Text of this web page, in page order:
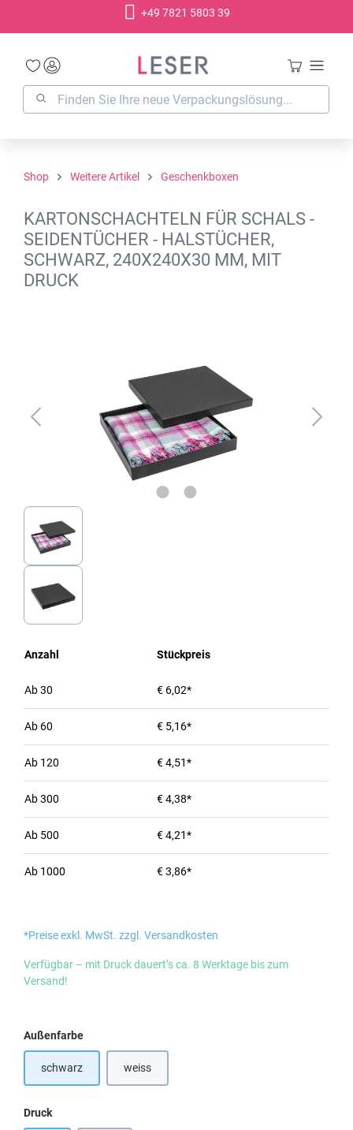
+49 7821 5803 39
Shop Weitere Artikel Geschenkboxen
KARTONSCHACHTELN FÜR SCHALS -
SEIDENTÜCHER - HALSTÜCHER,
SCHWARZ, 240X240X30 MM, MIT
DRUCK
Anzahl Stückpreis
Ab30 € 6,02*
Ab 60 € 5,16*
Ab 120 € 4,51*
Ab300 € 4,38*
Ab 500 € 4,21*
Ab 1000 € 3,86*
*Preise exkl. MwSt. zzgl. Versandkosten
Verfügbar – mit Druck dauert’s ca. 8 Werktage bis zum
Versand!
Außenfarbeauswählen
schwarz weiss
Druckauswählen